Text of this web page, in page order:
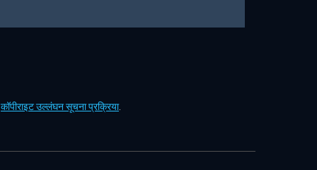
कॉपीराइट उल्लंघन सूचना प्रक्रिया.